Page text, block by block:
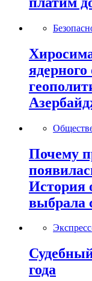
Почему
История
выбрала
года